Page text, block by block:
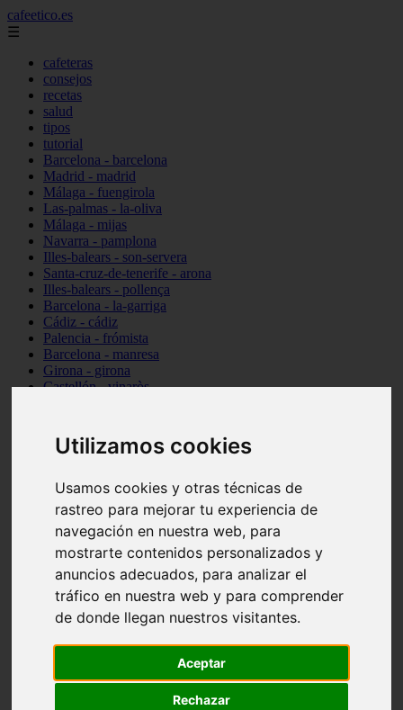
Utilizamos cookies
Usamos cookies y otras técnicas de
rastreo para mejorar tu experiencia de
navegación en nuestra web, para
mostrarte contenidos personalizados y
anuncios adecuados, para analizar el
tráfico en nuestra web y para comprender
de donde llegan nuestros visitantes.
Aceptar
Rechazar
cafeetico.es
☰
cafeteras
consejos
recetas
salud
tipos
tutorial
Barcelona - barcelona
Madrid - madrid
Málaga - fuengirola
Las-palmas - la-oliva
Málaga - mijas
Navarra - pamplona
Illes-balears - son-servera
Santa-cruz-de-tenerife - arona
Illes-balears - pollença
Barcelona - la-garriga
Cádiz - cádiz
Palencia - frómista
Barcelona - manresa
Girona - girona
Castellón - vinaròs
Málaga - nerja
Girona - blanes
Málaga - marbella
Asturias - gijón
Girona - figueres
Alicante - santa-pola
Almería - roquetas-de-mar
Girona - tossa-de-mar
Barcelona - sant-cugat-del-vallès
Alicante - l39alfàs-del-pi
Barcelona - vilanova-i-la-geltrú
Castellón - peñíscola